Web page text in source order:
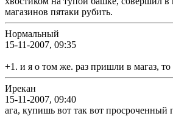
магазинов пятаки рубить.
Нормальный
15-11-2007, 09:35
+1. и я о том же. раз пришли в магаз, то
Ирекан
15-11-2007, 09:40
ага, купишь вот так вот просроченный